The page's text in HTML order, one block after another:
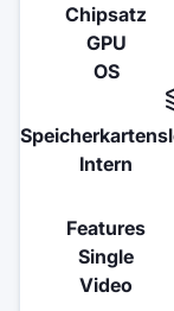
Chipsatz
GPU
OS
Intern
Features
Single
Video